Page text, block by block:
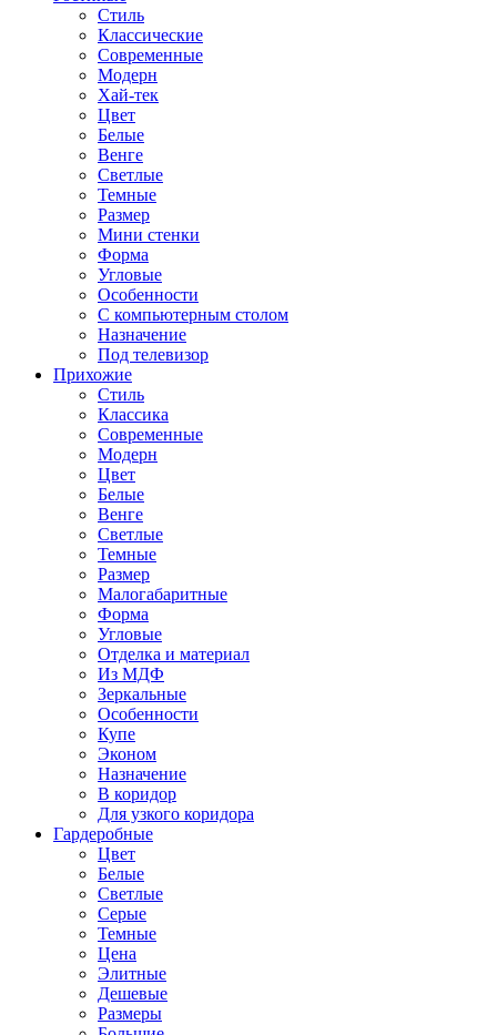
Стиль
Классические
Современные
Модерн
Хай-тек
Цвет
Белые
Венге
Светлые
Темные
Размер
Мини стенки
Форма
Угловые
Особенности
С компьютерным столом
Назначение
Под телевизор
Прихожие
Стиль
Классика
Современные
Модерн
Цвет
Белые
Венге
Светлые
Темные
Размер
Малогабаритные
Форма
Угловые
Отделка и материал
Из МДФ
Зеркальные
Особенности
Купе
Эконом
Назначение
В коридор
Для узкого коридора
Гардеробные
Цвет
Белые
Светлые
Серые
Темные
Цена
Элитные
Дешевые
Размеры